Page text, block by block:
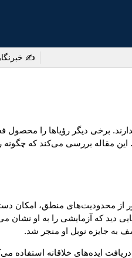
✍️
برخی دیگر رؤیاها را
مقاله بررسی می‌کند که چگونه
از محدودیت‌های منطق، امکان
آلمانی، سال‌ها درباره نحوه ارتباط سلول‌های عصبی تحقیق می‌کرد.
به جایزه نوبل او منجر شد.
دریافت ایده‌های خلاقانه